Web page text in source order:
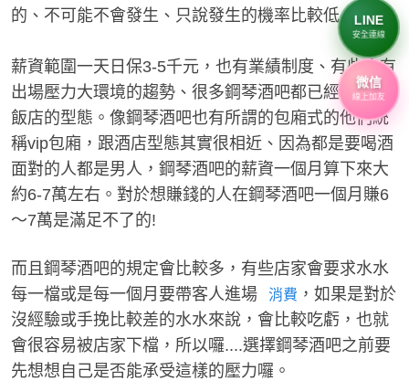
的、不可能不會發生、只說發生的機率比較低。
薪資範圍一天日保3-5千元，也有業績制度、有些會有
出場壓力大環境的趨勢、很多鋼琴酒吧都已經要邁向
飯店的型態。像鋼琴酒吧也有所謂的包廂式的他們統
稱vip包廂，跟酒店型態其實很相近、因為都是要喝酒
面對的人都是男人，鋼琴酒吧的薪資一個月算下來大
約6-7萬左右。對於想賺錢的人在鋼琴酒吧一個月賺6
～7萬是滿足不了的!
而且鋼琴酒吧的規定會比較多，有些店家會要求水水
每一檔或是每一個月要帶客人進場
消費 ，如果是對於
沒經驗或手挽比較差的水水來說，會比較吃虧，也就
會很容易被店家下檔，所以囉....選擇鋼琴酒吧之前要
先想想自己是否能承受這樣的壓力囉。
LINE
安全連線
微信
線上加友